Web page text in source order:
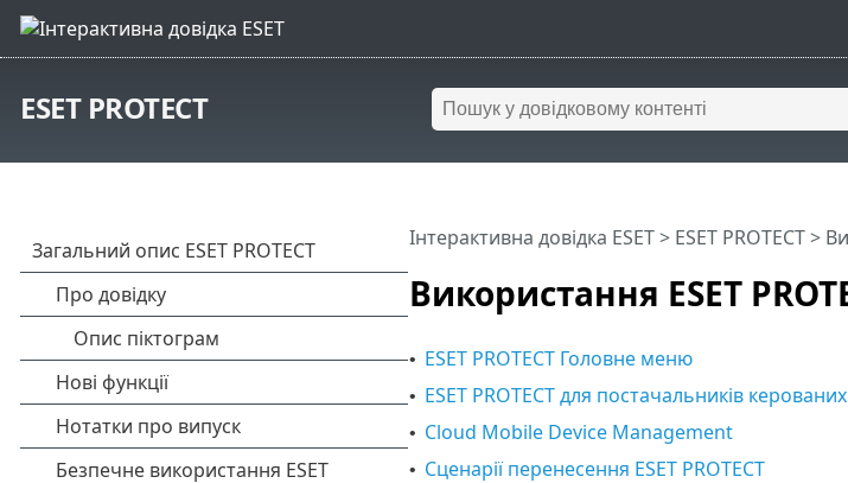
ESET PROTECT
Використання ESET
Інтерактивна довідка ESET> ESET PROTECT>
• ESET PROTECT Головне меню
• ESET PROTECT для постачальників
• Cloud Mobile Device Management
• Сценарії перенесення ESET PROTECT